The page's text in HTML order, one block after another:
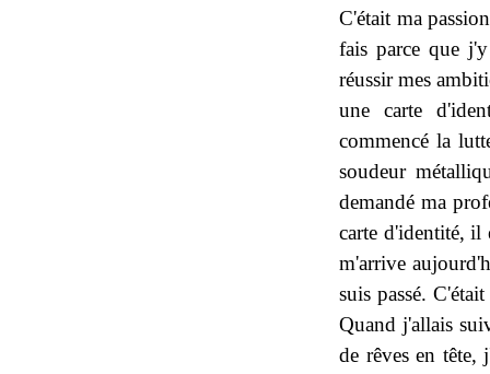
C'était ma
fais parce que
réussir mes
une carte
commencé la
soudeur
demandé ma
carte d'identité, il
m'arrive
suis passé.
Quand j'allais
de rêves en tête,